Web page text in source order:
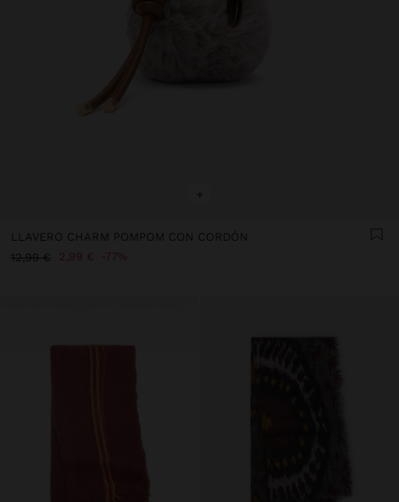
+
LLAVERO CHARM POMPOM CON CORDÓN
12,99 €
2,99 € 77%